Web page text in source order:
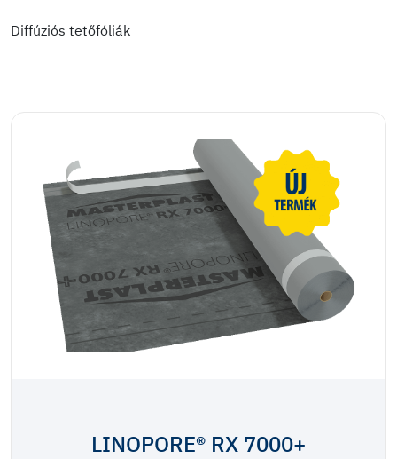
Diffúziós tetőfóliák
LINOPORE® RX 7000+